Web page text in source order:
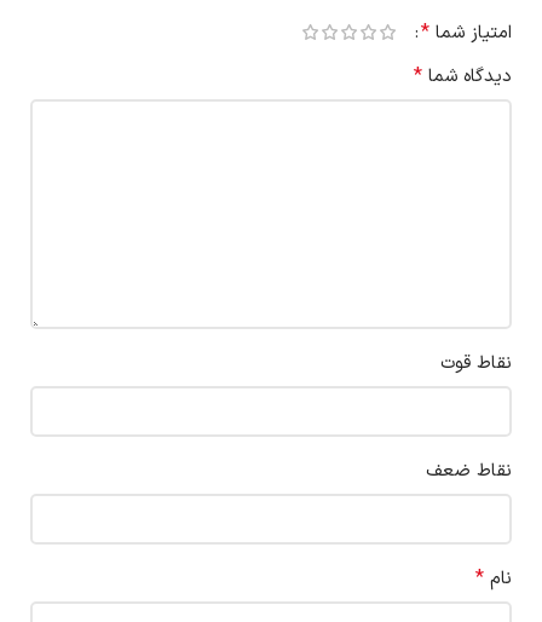
امتیاز شما *
دیدگاه شما *
نقاط قوت
نقاط ضعف
نام *